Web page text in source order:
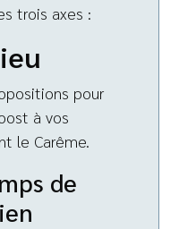
trois axes :
pour
à vos
le Carême.
de